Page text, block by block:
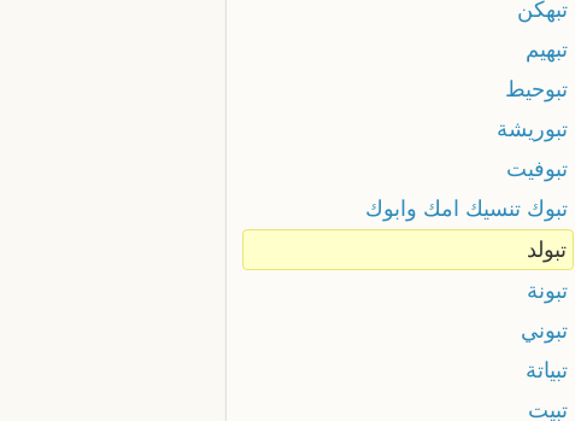
تبهكن
تبهيم
تبوحيط
تبوريشة
تبوفيت
تبوك تنسيك امك وابوك
تبولد
تبونة
تبوني
تبياتة
تبيت